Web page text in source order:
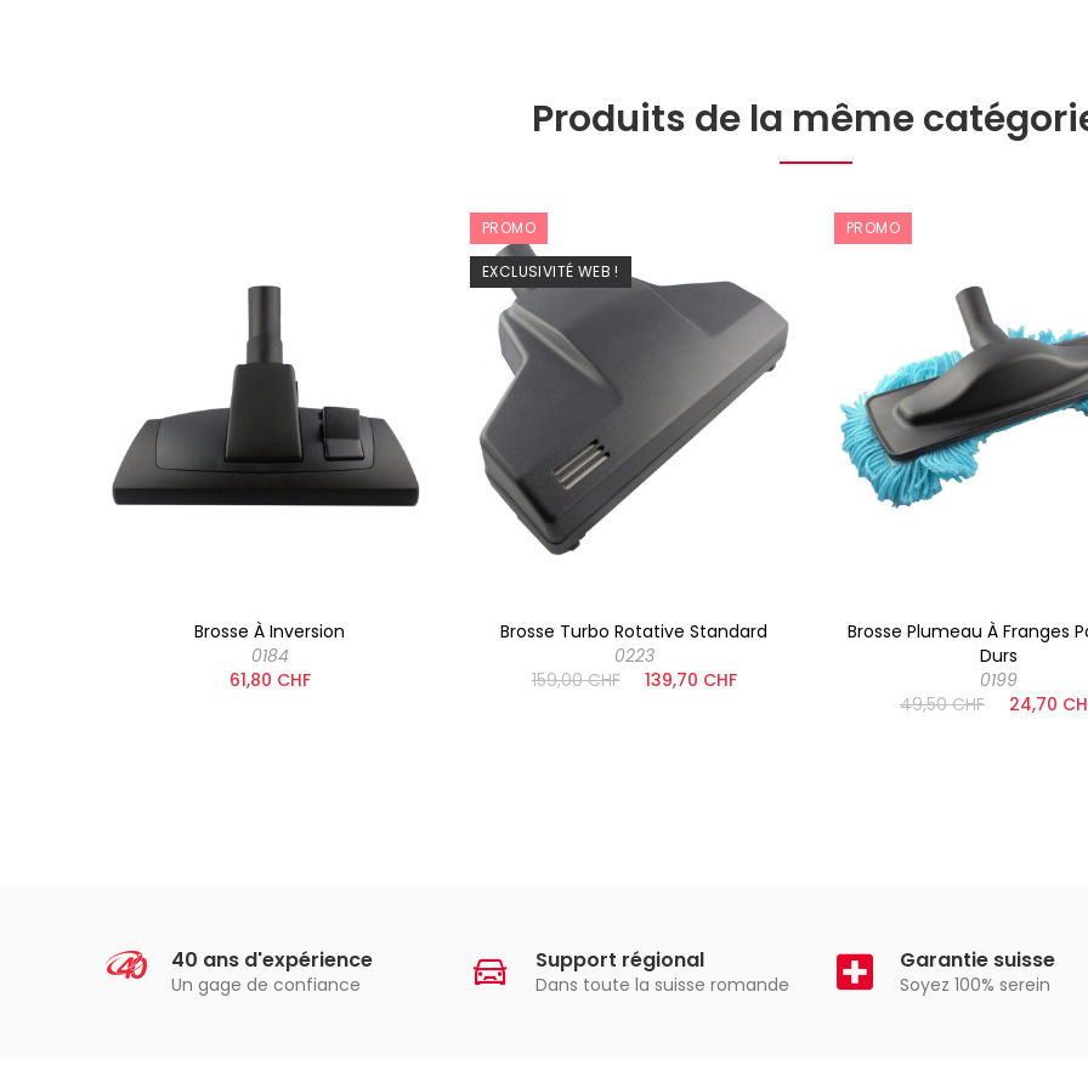
Produits de la même
Brosse À Inversion
0184
61,80 CHF
PROMO
EXCLUSIVITÉ WEB !
Brosse Turbo Rotative Standard
0223
159,00 CHF
139,70 CHF
PROMO
Brosse Plumeau À Franges
Durs
0199
49,50 CHF
24,70
40 ans d'expérience
Un gage de confiance
Support régional
Dans toute la suisse romande
Garantie suisse
Soyez 100% serein